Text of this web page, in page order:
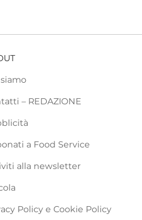
– REDAZIONE
a Food Service
alla newsletter
Policy e Cookie Policy